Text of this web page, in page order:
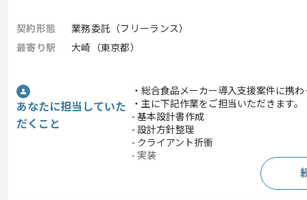
契約形態
業務委託（フリーランス）
最寄り駅
大崎（東京都）
あなたに担当していた
だくこと
・総合食品メーカー導入支援案件に携
・主に下記作業をご担当いただきます。
- 基本設計書作成
- 設計方針整理
- クライアント折衝
- 実装